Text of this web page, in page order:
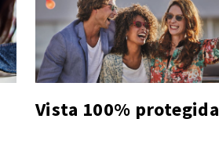
Vista 100% protegida